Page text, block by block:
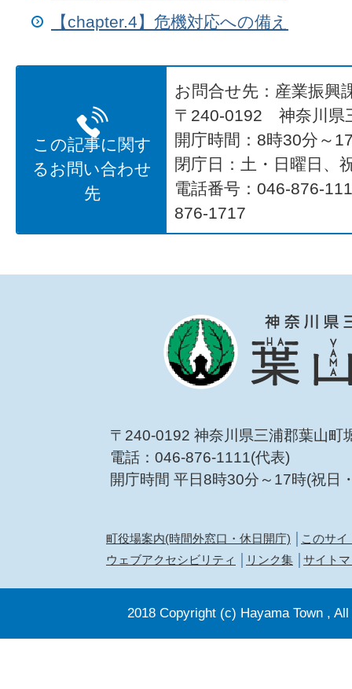
【chapter.4】危機対応への備え
この記事に関す
るお問い合わせ
先
お問合せ先：産業振興
〒240-0192 神奈川県
開庁時間：8時30分～
閉庁日：土・日曜日、
電話番号：046-876-
876-1717
〒240-0192 神奈川県三浦郡葉山町
電話：046-876-1111(代表)
開庁時間 平日8時30分～17時(祝日
町役場案内(時間外窓口・休日開庁)
このサイ
ウェブアクセシビリティ
リンク集 サイト
2018 Copyright (c) Hayama Town ,